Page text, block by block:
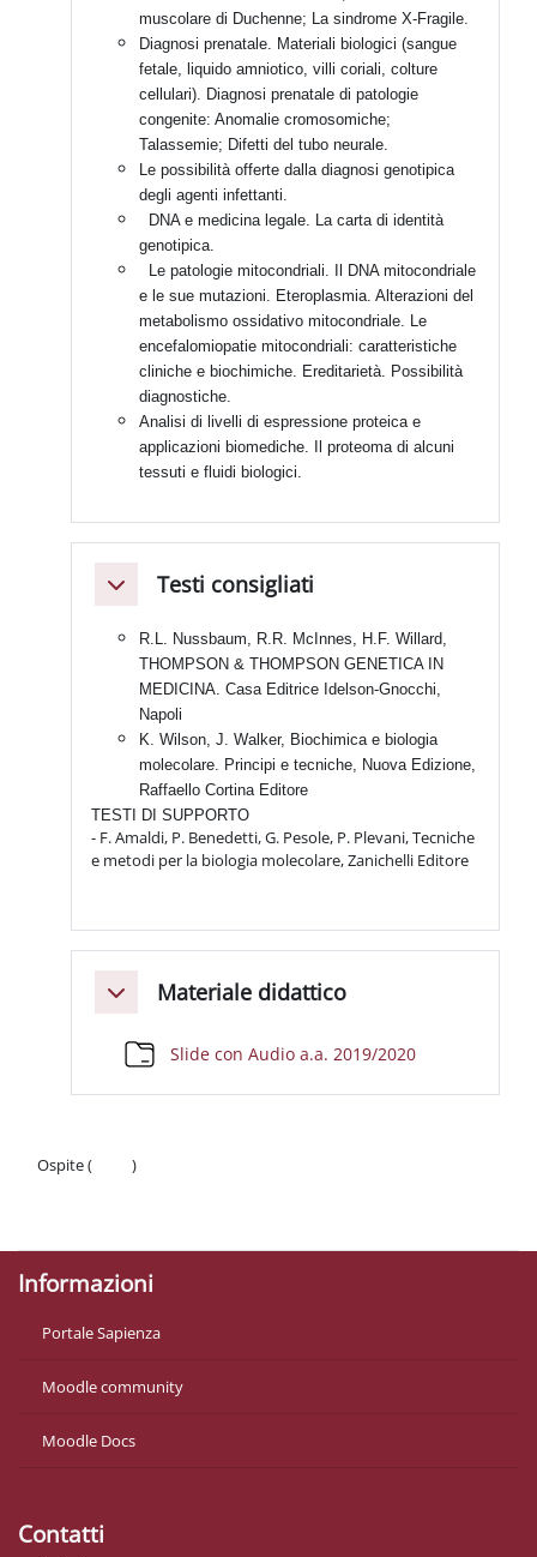
muscolare di Duchenne; La sindrome X-Fragile.
Diagnosi prenatale. Materiali biologici (sangue
fetale, liquido amniotico, villi coriali, colture
cellulari). Diagnosi prenatale di patologie
congenite: Anomalie cromosomiche;
Talassemie; Difetti del tubo neurale.
Le possibilità offerte dalla diagnosi genotipica
degli agenti infettanti.
DNA e medicina legale. La carta di identità
genotipica.
Le patologie mitocondriali. Il DNA mitocondriale
e le sue mutazioni. Eteroplasmia. Alterazioni del
metabolismo ossidativo mitocondriale. Le
encefalomiopatie mitocondriali: caratteristiche
cliniche e biochimiche. Ereditarietà. Possibilità
diagnostiche.
Analisi di livelli di espressione proteica e
applicazioni biomediche. Il proteoma di alcuni
tessuti e fluidi biologici.
MinimizzaTesti consigliati
R.L. Nussbaum, R.R. McInnes, H.F. Willard,
THOMPSON & THOMPSON GENETICA IN
MEDICINA. Casa Editrice Idelson-Gnocchi,
Napoli
K. Wilson, J. Walker, Biochimica e biologia
molecolare. Principi e tecniche, Nuova Edizione,
Raffaello Cortina Editore
TESTI DI SUPPORTO
- F. Amaldi, P. Benedetti, G. Pesole, P. Plevani, Tecniche
e metodi per la biologia molecolare, Zanichelli Editore
MinimizzaMateriale didattico
Slide con Audio a.a. 2019/2020Cartella
Ospite (
)
Informazioni
Portale Sapienza
Moodle community
Moodle Docs
Contatti